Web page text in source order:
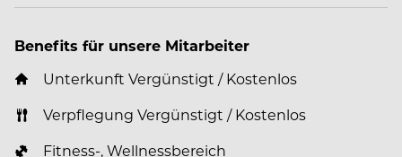
Benefits für unsere Mitarbeiter
Unterkunft Vergünstigt / Kostenlos
Verpflegung Vergünstigt / Kostenlos
Fitness-, Wellnessbereich